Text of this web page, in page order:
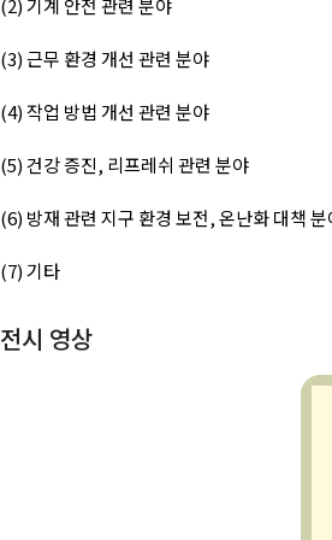
(2) 기계 안전 관련 분야
(3) 근무 환경 개선 관련 분야
(4) 작업 방법 개선 관련 분야
(5) 건강 증진, 리프레쉬 관련 분야
(6) 방재 관련 지구 환경 보전, 온난화 대책 분
(7) 기타
전시 영상